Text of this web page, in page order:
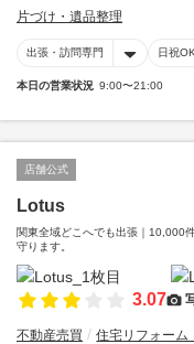
片づけ・遺品整理
出張・訪問専門 日祝OK
本日の営業状況 9:00〜21:00
店舗公式
Lotus
関東全域どこへでも出張｜10,000
守ります。
3.07
不動産売買 住宅リフォーム